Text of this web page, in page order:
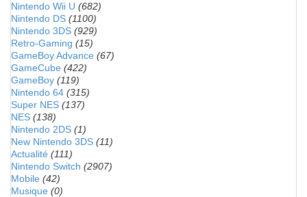
Nintendo Wii U (682)
Nintendo DS (1100)
Nintendo 3DS (929)
Retro-Gaming (15)
GameBoy Advance (67)
GameCube (422)
GameBoy (119)
Nintendo 64 (315)
Super NES (137)
NES (138)
Nintendo 2DS (1)
New Nintendo 3DS (11)
Actualité (111)
Nintendo Switch (2907)
Mobile (42)
Musique (0)